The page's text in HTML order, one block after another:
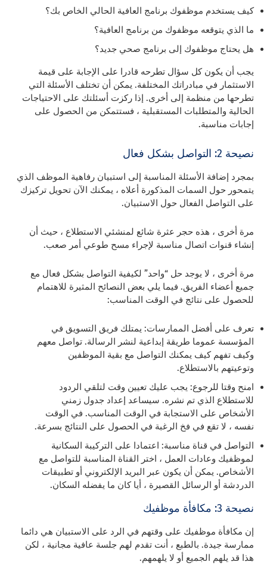
كيف يستخدم موظفوك برنامج العافية الحالي الخاص بك؟
ما الذي يتوقعه موظفوك من برنامج العافية؟
هل يحتاج موظفوك إلى برنامج صحي جديد؟
يجب أن يكون كل سؤال تطرحه قادرا على الإجابة على قيمة
الاستثمار في مبادراتك المختلفة. يمكن أن تختلف الأسئلة التي
تطرحها من منظمة إلى أخرى. إذا ركزت أسئلتك على الاحتياجات
الحالية والمتطلبات المستقبلية ، فستتمكن من الحصول على
إجابات مناسبة.
نصيحة 2: التواصل بشكل فعال
بمجرد إضافة الأسئلة المناسبة إلى استبيان رفاهية الموظف الذي
يتمحور حول السمات المذكورة أعلاه ، يمكنك الآن تحويل تركيزك
على التواصل الفعال حول الاستبيان.
مرة أخرى ، هذه حجر عثرة شائع لمنشئي الاستطلاع ، حيث أن
إنشاء قنوات اتصال مناسبة لإجراء مسح طوعي أمر صعب.
مرة أخرى ، لا يوجد حل “واحد” لكيفية التواصل بشكل فعال مع
جميع أعضاء الفريق. فيما يلي بعض النصائح المثيرة للاهتمام
للحصول على نتائج في الوقت المناسب:
تعرف على أفضل الممارسات: يمتلك فريق التسويق في
المؤسسة عموما طريقة إبداعية لنشر الرسالة. تواصل معهم
وكيف تفهم كيف يمكنك التواصل مع بقية الموظفين
وتوعيتهم بالاستطلاع.
امنح وقتا للرجوع: يجب عليك تعيين وقت لتلقي الردود
للاستطلاع الذي تم نشره. سيساعد إعداد جدول زمني
الأشخاص على الاستجابة في الوقت المناسب. في الوقت
نفسه ، لا تقع في فخ الرغبة في الحصول على النتائج بسرعة.
التواصل في قناة مناسبة: اعتمادا على التركيبة السكانية
لموظفيك وعادات العمل ، اختر القناة المناسبة للتواصل مع
الأشخاص. يمكن أن يكون عبر البريد الإلكتروني أو تطبيقات
الدردشة أو الرسائل القصيرة ، أيا كان ما يفضله السكان.
نصيحة 3: مكافأة موظفيك
إن مكافأة موظفيك على وقتهم في الرد على الاستبيان هي دائما
ممارسة جيدة. بالطبع ، أنت تقدم لهم جلسة عافية مجانية ، لكن
هذا قد يلهم الجميع أو لا يلهمهم.